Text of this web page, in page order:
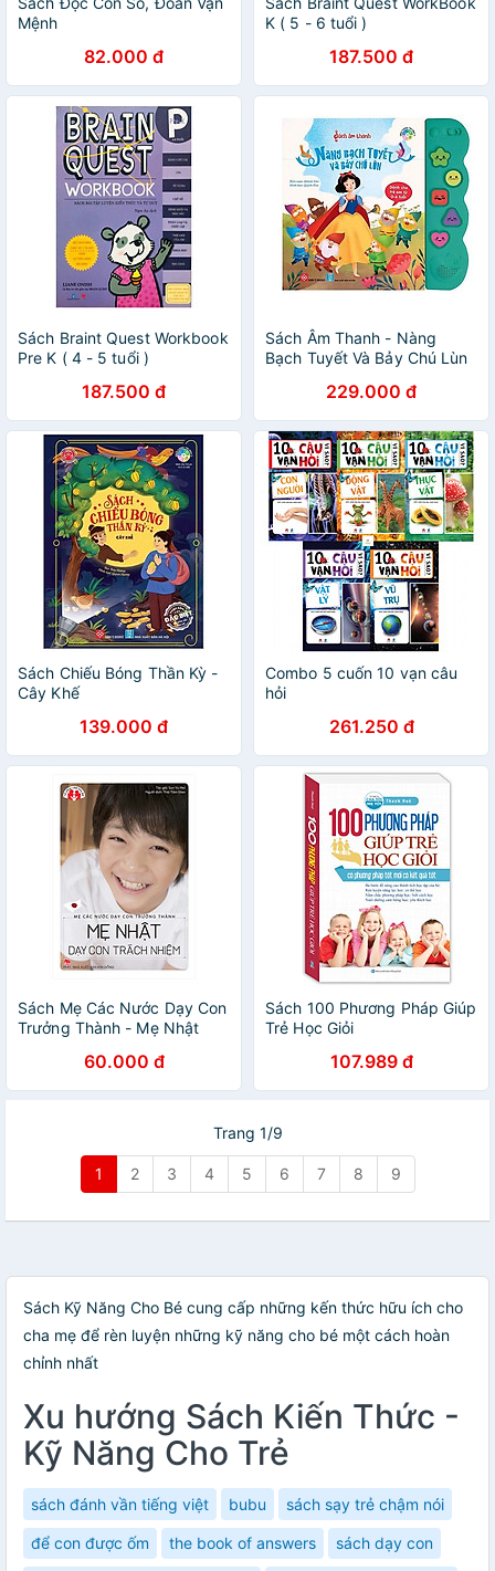
Mệnh
82.000 đ
K ( 5 - 6 tuổi )
187.500 đ
Sách Braint Quest Workbook
Pre K ( 4 - 5 tuổi )
187.500 đ
Sách Âm Thanh - Nàng
Bạch Tuyết Và Bảy Chú Lùn
229.000 đ
Sách Chiếu Bóng Thần Kỳ -
Cây Khế
139.000 đ
Combo 5 cuốn 10 vạn câu
hỏi
261.250 đ
Sách Mẹ Các Nước Dạy Con
Trưởng Thành - Mẹ Nhật
Bản 2018)60.000 đ
Sách 100 Phương Pháp Giúp
Trẻ Học Giỏi
107.989 đ
Trang 1/9
1 2 3 4 5 6 7 8 9
Sách Kỹ Năng Cho Bé cung cấp những kến thức hữu ích cho
cha mẹ để rèn luyện những kỹ năng cho bé một cách hoàn
chỉnh nhất
Xu hướng Sách Kiến Thức -
Kỹ Năng Cho Trẻ
sách đánh vần tiếng việt bubu sách sạy trẻ chậm nói
để con được ốm the book of answers sách dạy con